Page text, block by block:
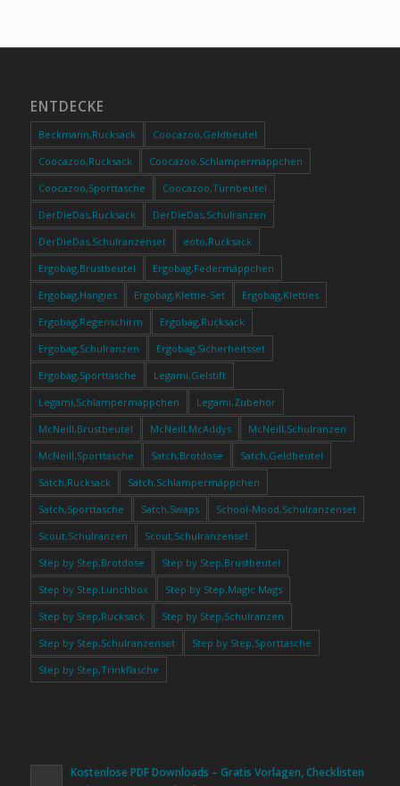
ENTDECKE
Beckmann,Rucksack
Coocazoo,Geldbeutel
Coocazoo,Rucksack
Coocazoo,Schlampermäppchen
Coocazoo,Sporttasche
Coocazoo,Turnbeutel
DerDieDas,Rucksack
DerDieDas,Schulranzen
DerDieDas,Schulranzenset
eoto,Rucksack
Ergobag,Brustbeutel
Ergobag,Federmäppchen
Ergobag,Hangies
Ergobag,Klettie-Set
Ergobag,Kletties
Ergobag,Regenschirm
Ergobag,Rucksack
Ergobag,Schulranzen
Ergobag,Sicherheitsset
Ergobag,Sporttasche
Legami,Gelstift
Legami,Schlampermäppchen
Legami,Zubehör
McNeill,Brustbeutel
McNeill,McAddys
McNeill,Schulranzen
McNeill,Sporttasche
Satch,Brotdose
Satch,Geldbeutel
Satch,Rucksack
Satch,Schlampermäppchen
Satch,Sporttasche
Satch,Swaps
School-Mood,Schulranzenset
Scout,Schulranzen
Scout,Schulranzenset
Step by Step,Brotdose
Step by Step,Brustbeutel
Step by Step,Lunchbox
Step by Step,Magic Mags
Step by Step,Rucksack
Step by Step,Schulranzen
Step by Step,Schulranzenset
Step by Step,Sporttasche
Step by Step,Trinkflasche
Kostenlose PDF Downloads – Gratis Vorlagen, Checklisten